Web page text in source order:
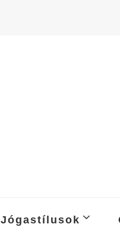
Jógastílusok